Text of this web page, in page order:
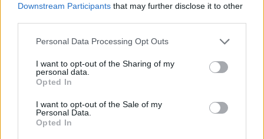
Downstream Participants that may further disclose it to other
Personal Data Processing Opt Outs
I want to opt-out of the Sharing of my
personal data.
Opted In
I want to opt-out of the Sale of my
Personal Data.
Opted In